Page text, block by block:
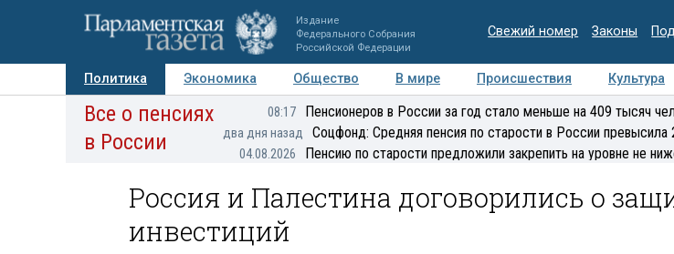
Издание
Федерального Собрания
Российской Федерации
Свежий номер Законы
Политика Экономика Общество В мире Происшествия Культура
Авторы Персоны Мнения Регионы Медиацентр Интервью
Все о пенсиях
в России
08:17 Пенсионеров в России за год стало меньше на 409 тысяч
два дня назад Соцфонд: Средняя пенсия по старости в России превысила
04.08.2026 Пенсию по старости предложили закрепить на уровне не
Россия и Палестина договорились о
инвестиций